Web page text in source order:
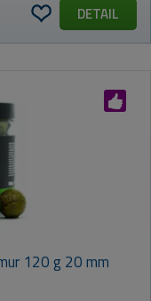
DETAIL
120 g 20 mm